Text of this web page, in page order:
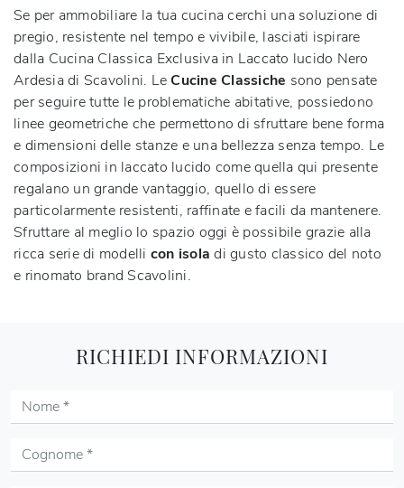
Se per ammobiliare la tua cucina cerchi una soluzione di
pregio, resistente nel tempo e vivibile, lasciati ispirare
dalla Cucina Classica Exclusiva in Laccato lucido Nero
Ardesia di Scavolini. LeCucine Classiche sono pensate
per seguire tutte le problematiche abitative, possiedono
linee geometriche che permettono di sfruttare bene forma
e dimensioni delle stanze e una bellezza senza tempo. Le
composizioni in laccato lucido come quella qui presente
regalano un grande vantaggio, quello di essere
particolarmente resistenti, raffinate e facili da mantenere.
Sfruttare al meglio lo spazio oggi è possibile grazie alla
ricca serie di modelli con isola di gusto classico del noto
e rinomato brand Scavolini.
RICHIEDI INFORMAZIONI